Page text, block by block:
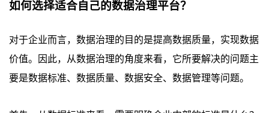
如何选择适合自己的数据治理平台？
对于企业而言，数据治理的目的是提高数据质量，实现数据
价值。因此，从数据治理的角度来看，它所要解决的问题主
要是数据标准、数据质量、数据安全、数据管理等问题。